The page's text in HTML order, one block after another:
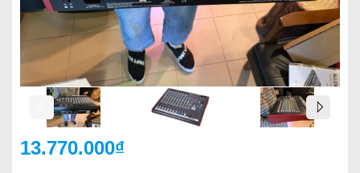
13.770.000₫